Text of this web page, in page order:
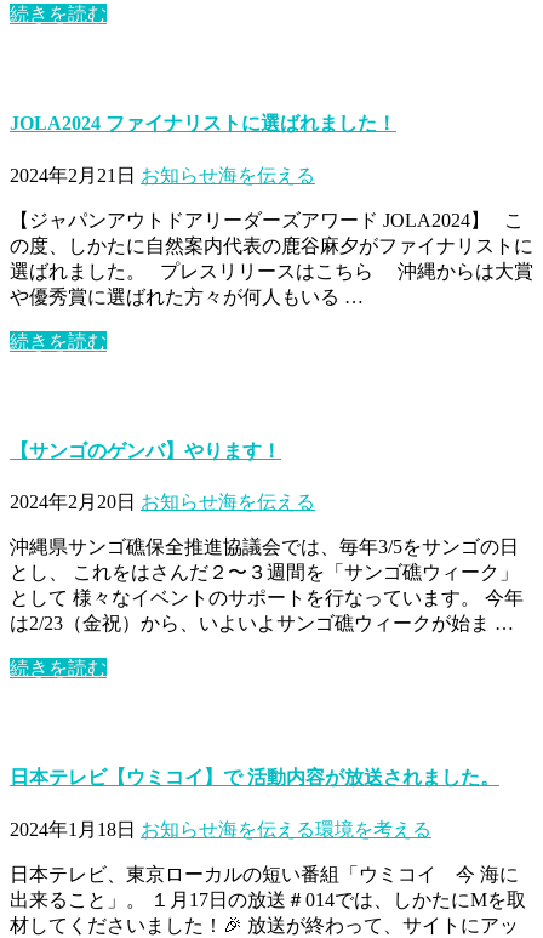
続きを読む
JOLA2024 ファイナリストに選ばれました！
2024年2月21日 お知らせ海を伝える
【ジャパンアウトドアリーダーズアワード JOLA2024】 こ
の度、しかたに自然案内代表の鹿谷麻夕がファイナリストに
選ばれました。 プレスリリースはこちら 沖縄からは大賞
や優秀賞に選ばれた方々が何人もいる …
続きを読む
【サンゴのゲンバ】やります！
2024年2月20日 お知らせ海を伝える
沖縄県サンゴ礁保全推進協議会では、毎年3/5をサンゴの日
とし、 これをはさんだ２〜３週間を「サンゴ礁ウィーク」
として 様々なイベントのサポートを行なっています。 今年
は2/23（金祝）から、いよいよサンゴ礁ウィークが始ま …
続きを読む
日本テレビ【ウミコイ】で 活動内容が放送されました。
2024年1月18日 お知らせ海を伝える環境を考える
日本テレビ、東京ローカルの短い番組「ウミコイ 今 海に
出来ること」。 １月17日の放送＃014では、しかたにMを取
材してくださいました！🎉 放送が終わって、サイトにアッ